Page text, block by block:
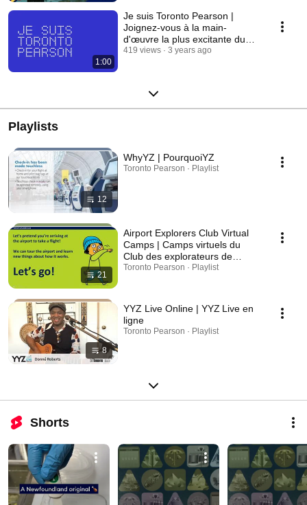
1:00
Je suis Toronto Pearson |
Joignez-vous à la main-
d'œuvre la plus excitante du
Canada
419 views 3 years ago
Playlists
12
WhyYZ | PourquoiYZ
Toronto Pearson · Playlist
21
Airport Explorers Club Virtual
Camps | Camps virtuels du
Club des explorateurs de
l’aéroport
Toronto Pearson · Playlist
8
YYZ Live Online | YYZ Live en
ligne
Toronto Pearson · Playlist
Shorts